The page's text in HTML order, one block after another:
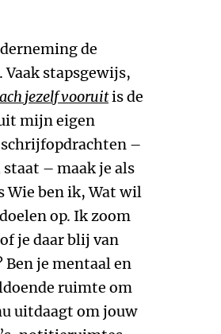
de
stapsgewijs,
jezelf vooruitis de
mijn eigen
schrijfopdrachten –
– maak je als
Wie ben ik, Wat wil
op. Ik zoom
je daar blij van
je mentaal en
ruimte om
uitdaagt om jouw